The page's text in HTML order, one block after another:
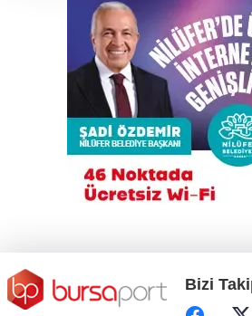
Karacabey
TEKNOSAB KOBİ OSB
Bakanlığa sahte
Bizi